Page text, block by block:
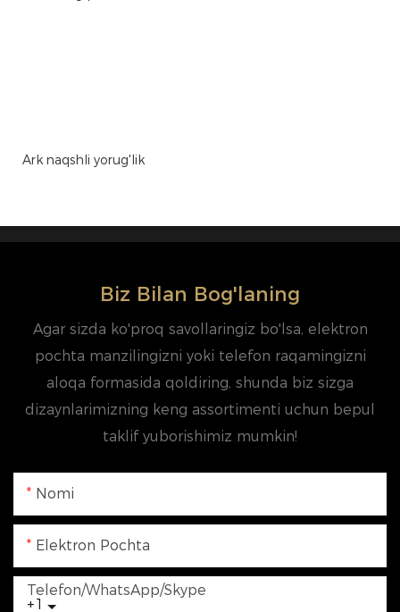
Ark naqshli yorug'lik
Biz Bilan Bog'laning
Agar sizda ko'proq savollaringiz bo'lsa, elektron
pochta manzilingizni yoki telefon raqamingizni
aloqa formasida qoldiring, shunda biz sizga
dizaynlarimizning keng assortimenti uchun bepul
taklif yuborishimiz mumkin!
Nomi
Elektron Pochta
+1
Telefon/WhatsApp/Skype